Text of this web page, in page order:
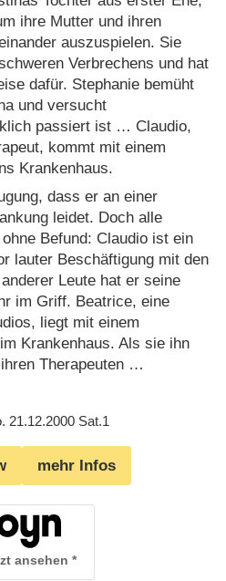
ihre Mutter und ihren
auszuspielen. Sie
Verbrechens und hat
dafür. Stephanie bemüht
und versucht
passiert ist … Claudio,
kommt mit einem
Krankenhaus.
dass er an einer
leidet. Doch alle
Befund: Claudio ist ein
lauter Beschäftigung mit den
Leute hat er seine
im Griff. Beatrice, eine
liegt mit einem
Krankenhaus. Als sie ihn
Therapeuten …
21.12.2000 Sat.1
mehr Infos
ansehen